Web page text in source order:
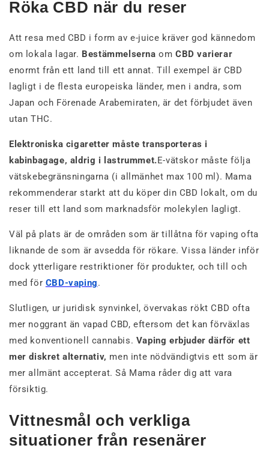
Röka CBD när du reser
Att resa med CBD i form av e-juice kräver god kännedom
om lokala lagar. Bestämmelserna om CBD varierar
enormt från ett land till ett annat. Till exempel är CBD
lagligt i de flesta europeiska länder, men i andra, som
Japan och Förenade Arabemiraten, är det förbjudet även
utan THC.
Elektroniska cigaretter måste transporteras i
kabinbagage, aldrig i lastrummet.E-vätskor måste följa
vätskebegränsningarna (i allmänhet max 100 ml). Mama
rekommenderar starkt att du köper din CBD lokalt, om du
reser till ett land som marknadsför molekylen lagligt.
Väl på plats är de områden som är tillåtna för vaping ofta
liknande de som är avsedda för rökare. Vissa länder inför
dock ytterligare restriktioner för produkter, och till och
med för CBD-vaping.
Slutligen, ur juridisk synvinkel, övervakas rökt CBD ofta
mer noggrant än vapad CBD, eftersom det kan förväxlas
med konventionell cannabis. Vaping erbjuder därför ett
mer diskret alternativ, men inte nödvändigtvis ett som är
mer allmänt accepterat. Så Mama råder dig att vara
försiktig.
Vittnesmål och verkliga
situationer från resenärer